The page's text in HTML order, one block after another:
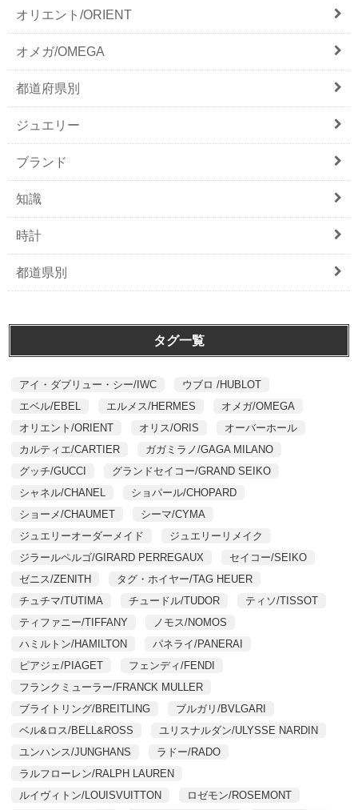
オリエント/ORIENT
オメガ/OMEGA
都道府県別
ジュエリー
ブランド
知識
時計
都道県別
タグ一覧
アイ・ダブリュー・シー/IWC
ウブロ /HUBLOT
エベル/EBEL
エルメス/HERMES
オメガ/OMEGA
オリエント/ORIENT
オリス/ORIS
オーバーホール
カルティエ/CARTIER
ガガミラノ/GAGA MILANO
グッチ/GUCCI
グランドセイコー/GRAND SEIKO
シャネル/CHANEL
ショパール/CHOPARD
ショーメ/CHAUMET
シーマ/CYMA
ジュエリーオーダーメイド
ジュエリーリメイク
ジラールペルゴ/GIRARD PERREGAUX
セイコー/SEIKO
ゼニス/ZENITH
タグ・ホイヤー/TAG HEUER
チュチマ/TUTIMA
チュードル/TUDOR
ティソ/TISSOT
ティファニー/TIFFANY
ノモス/NOMOS
ハミルトン/HAMILTON
パネライ/PANERAI
ピアジェ/PIAGET
フェンディ/FENDI
フランクミューラー/FRANCK MULLER
ブライトリング/BREITLING
ブルガリ/BVLGARI
ベル&ロス/BELL&ROSS
ユリスナルダン/ULYSSE NARDIN
ユンハンス/JUNGHANS
ラドー/RADO
ラルフローレン/RALPH LAUREN
ルイヴィトン/LOUISVUITTON
ロゼモン/ROSEMONT